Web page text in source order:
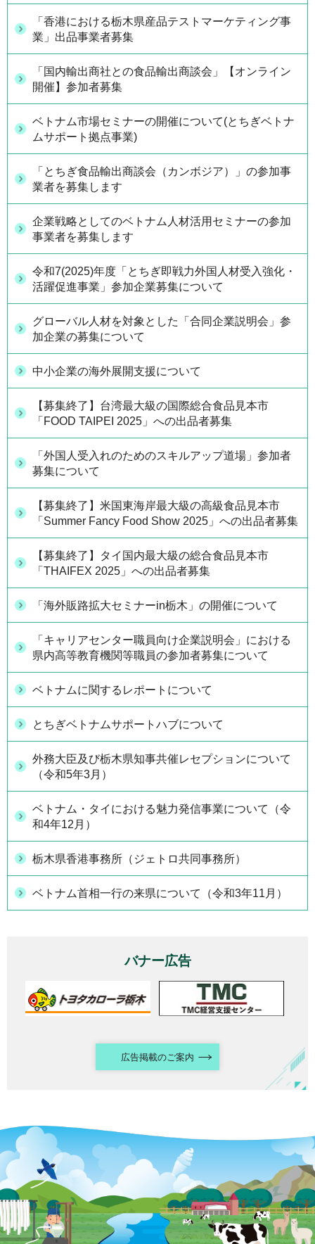
「香港における栃木県産品テストマーケティング事
業」出品事業者募集
「国内輸出商社との食品輸出商談会」【オンライン
開催】参加者募集
ベトナム市場セミナーの開催について(とちぎベトナ
ムサポート拠点事業)
「とちぎ食品輸出商談会（カンボジア）」の参加事
業者を募集します
企業戦略としてのベトナム人材活用セミナーの参加
事業者を募集します
令和7(2025)年度「とちぎ即戦力外国人材受入強化・
活躍促進事業」参加企業募集について
グローバル人材を対象とした「合同企業説明会」参
加企業の募集について
中小企業の海外展開支援について
【募集終了】台湾最大級の国際総合食品見本市
「FOOD TAIPEI 2025」への出品者募集
「外国人受入れのためのスキルアップ道場」参加者
募集について
【募集終了】米国東海岸最大級の高級食品見本市
「Summer Fancy Food Show 2025」への出品者募集
【募集終了】タイ国内最大級の総合食品見本市
「THAIFEX 2025」への出品者募集
「海外販路拡大セミナーin栃木」の開催について
「キャリアセンター職員向け企業説明会」における
県内高等教育機関等職員の参加者募集について
ベトナムに関するレポートについて
とちぎベトナムサポートハブについて
外務大臣及び栃木県知事共催レセプションについて
（令和5年3月）
ベトナム・タイにおける魅力発信事業について（令
和4年12月）
栃木県香港事務所（ジェトロ共同事務所）
ベトナム首相一行の来県について（令和3年11月）
バナー広告
広告掲載のご案内